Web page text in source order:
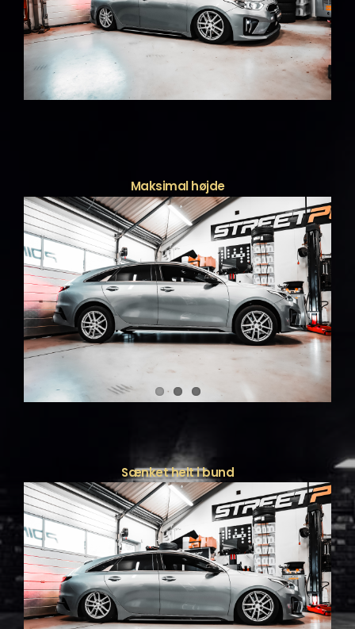
Maksimal højde
Sænket helt i bund